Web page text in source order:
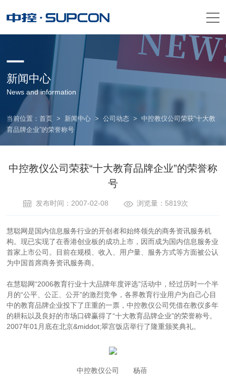
新闻中心
News and information
当前位置：首页 > 新闻中心 >公司动态 >中控教仪公司荣获“十大教
育品牌企业”的荣誉称号
中控教仪公司荣获“十大教育品牌企业”的荣誉称
号
发布时间：2007-02-08 浏览量：5819次
慧聪网是国内信息服务行业的开创者和始终领先的商务资讯服务机
构。现已实现了在香港创业板的成功上市，因而成为国内信息服务业
首家上市公司。目前在规模、收入、用户量、服务方式等方面被公认
为中国首席商务资讯服务商。
在慧聪网“2006教育行业十大品牌年度评选”活动中，经过历时一个半
月的“公平、公正、公开”的激烈竞争，各界教育行业用户为自己心目
中的教育品牌企业投下了庄重的一票，中控教仪公司凭借在教仪多年
的耕耘以及良好的市场口碑赢得了“十大教育品牌企业”的荣誉称号。
2007年01月底在北京&middot;翠宫饭店举行了隆重颁奖典礼。
中控教仪公司 杨蓓